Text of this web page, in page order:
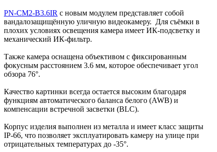
PN-CM2-B3.6IR с новым модулем представляет собой
вандалозащищённую уличную видеокамеру. Для съёмки в
плохих условиях освещения камера имеет ИК-подсветку и
механический ИК-фильтр.
Также камера оснащена объективом с фиксированным
фокусным расстоянием 3.6 мм, которое обеспечивает угол
обзора 76°.
Качество картинки всегда остается высоким благодаря
функциям автоматического баланса белого (AWB) и
компенсации встречной засветки (BLC).
Корпус изделия выполнен из металла и имеет класс защиты
IP-66, что позволяет эксплуатировать камеру на улице при
отрицательных температурах до -35°.